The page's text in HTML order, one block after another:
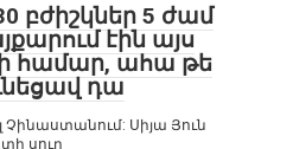
բժիշկներ 5 ժամ
էին այս
համար, ահա թե
դա
Չինաստանում: Սիյա Յուն
սուր